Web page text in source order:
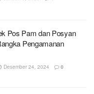
Pos Pam dan Posyan
Pengamanan
Desember 24, 2024 0